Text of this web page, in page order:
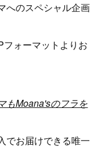
へのスペシャル企画
ォーマットよりお
もMoana'sのフラを
でお届けできる唯一